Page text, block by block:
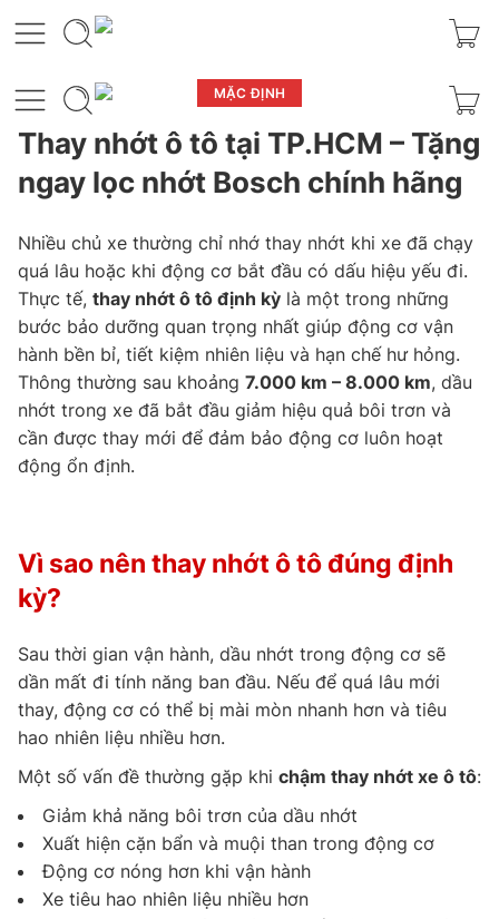
MẶC ĐỊNH
Thay nhớt ô tô tại TP.HCM – Tặng
ngay lọc nhớt Bosch chính hãng
Nhiều chủ xe thường chỉ nhớ thay nhớt khi xe đã chạy
quá lâu hoặc khi động cơ bắt đầu có dấu hiệu yếu đi.
Thực tế, thay nhớt ô tô định kỳ là một trong những
bước bảo dưỡng quan trọng nhất giúp động cơ vận
hành bền bỉ, tiết kiệm nhiên liệu và hạn chế hư hỏng.
Thông thường sau khoảng 7.000 km – 8.000 km, dầu
nhớt trong xe đã bắt đầu giảm hiệu quả bôi trơn và
cần được thay mới để đảm bảo động cơ luôn hoạt
động ổn định.
Vì sao nên thay nhớt ô tô đúng định
kỳ?
Sau thời gian vận hành, dầu nhớt trong động cơ sẽ
dần mất đi tính năng ban đầu. Nếu để quá lâu mới
thay, động cơ có thể bị mài mòn nhanh hơn và tiêu
hao nhiên liệu nhiều hơn.
Một số vấn đề thường gặp khi chậm thay nhớt xe ô tô:
Giảm khả năng bôi trơn của dầu nhớt
Xuất hiện cặn bẩn và muội than trong động cơ
Động cơ nóng hơn khi vận hành
Xe tiêu hao nhiên liệu nhiều hơn